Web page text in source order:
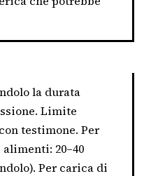
la durata
Limite
testimone. Per
20–40
Per carica di